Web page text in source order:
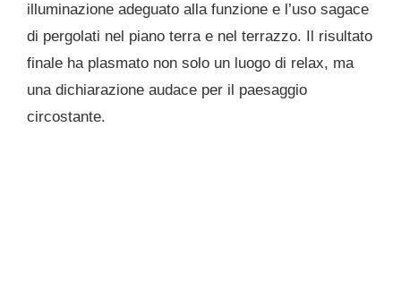
illuminazione adeguato alla funzione e l’uso sagace
di pergolati nel piano terra e nel terrazzo. Il risultato
finale ha plasmato non solo un luogo di relax, ma
una dichiarazione audace per il paesaggio
circostante.